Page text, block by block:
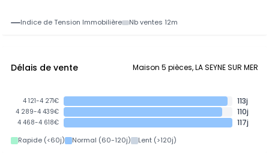
Indice de Tension Immobilière Nb ventes 12m
Délais de vente Maison 5 pièces, LA SEYNE SUR MER
4 121-4 271€ 113j
4 289-4 439€ 110j
4 468-4 618€ 117j
Rapide (<60j) Normal (60-120j) Lent (>120j)